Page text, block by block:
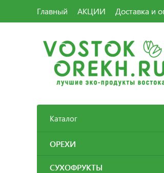
Главный АКЦИИ Доставка и
Каталог
ОРЕХИ
СУХОФРУКТЫ